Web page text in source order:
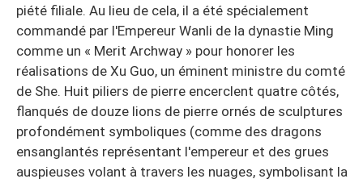
piété filiale. Au lieu de cela, il a été spécialement
commandé par l'Empereur Wanli de la dynastie Ming
comme un « Merit Archway » pour honorer les
réalisations de Xu Guo, un éminent ministre du comté
de She. Huit piliers de pierre encerclent quatre côtés,
flanqués de douze lions de pierre ornés de sculptures
profondément symboliques (comme des dragons
ensanglantés représentant l'empereur et des grues
auspieuses volant à travers les nuages, symbolisant la